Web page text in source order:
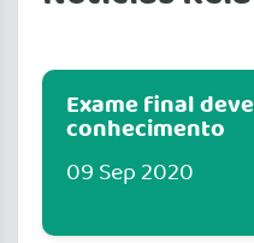
Exame final
conhecimento
09 Sep 2020